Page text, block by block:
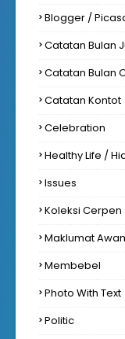
Blogger /
Catatan Bulan
Catatan Bulan
Catatan Kontot
Celebration
Healthy Life /
Issues
Koleksi Cerpen
Maklumat
Membebel
Photo With Text
Politic